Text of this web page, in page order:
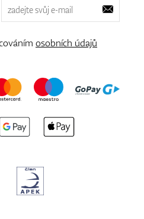
osobních údajů